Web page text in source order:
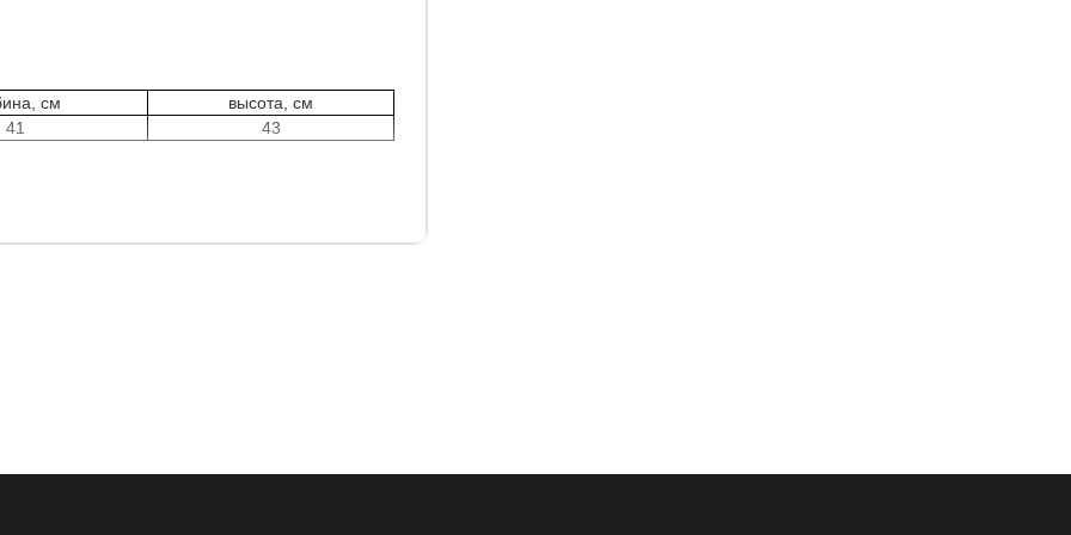
см
высота, см
41 43